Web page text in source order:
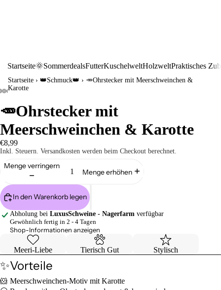
Startseite🌞SommerdealsFutterKuschelweltHolzweltPraktisches
Startseite › 👑Schmuck👑 › 🥕Ohrstecker mit Meerschweinchen &
Karotte
🥕Ohrstecker mit
Meerschweinchen & Karotte
€8,99
Inkl. Steuern. Versandkosten werden beim Checkout berechnet.
Menge verringern
Menge erhöhen
In den Warenkorb legen
Abholung bei LuxusSchweine - Nagerfarm verfügbar
Gewöhnlich fertig in 2 - 4 Tagen
Shop-Informationen anzeigen
Meeri-Liebe Tierisch Gut Stylisch
✨Vorteile
🐹 Meerschweinchen-Motiv mit Karotte